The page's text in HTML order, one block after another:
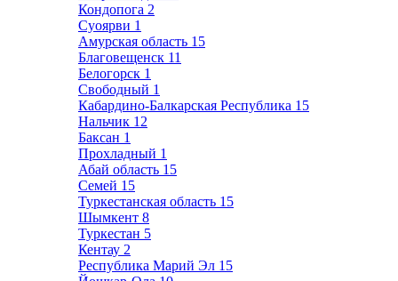
Кондопога 2
Суоярви 1
Амурская область 15
Благовещенск 11
Белогорск 1
Свободный 1
Кабардино-Балкарская Республика 15
Нальчик 12
Баксан 1
Прохладный 1
Абай область 15
Семей 15
Туркестанская область 15
Шымкент 8
Туркестан 5
Кентау 2
Республика Марий Эл 15